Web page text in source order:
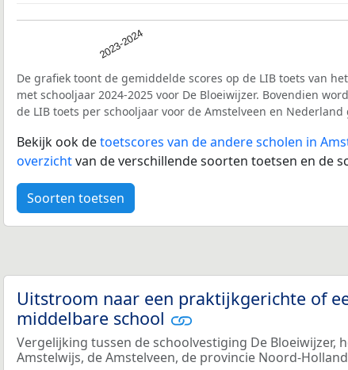
2023-2024
De grafiek toont de gemiddelde scores op de LIB toets van
met schooljaar 2024-2025 voor De Bloeiwijzer. Bovendien
de LIB toets per schooljaar voor de Amstelveen en Nederland
Bekijk ook detoetscores van de andere scholen in
overzichtvan de verschillende soorten toetsen en de
Soorten toetsen
Uitstroom naar een praktijkgerichte of
middelbare school
Vergelijking tussen de schoolvestiging De Bloeiwijzer,
Amstelwijs, de Amstelveen, de provincie Noord-